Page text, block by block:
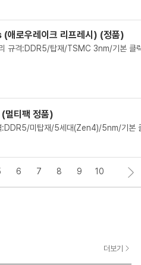
로우레이크 리프레시) (정품)
티팩 정품)
릿지) (멀티팩 정품)
6 7 8 9 10
더보기